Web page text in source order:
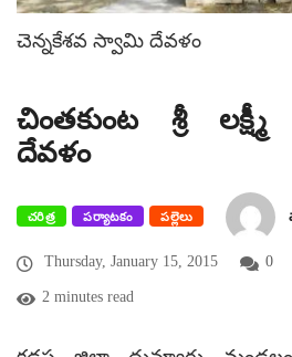
చెన్నకేశవ స్వామి దేవళం
చింతకుంట శ్రీ
దేవళం
చరిత్ర పర్యాటకం పల్లెలు
Thursday, January 15, 2015 0
2 minutes read